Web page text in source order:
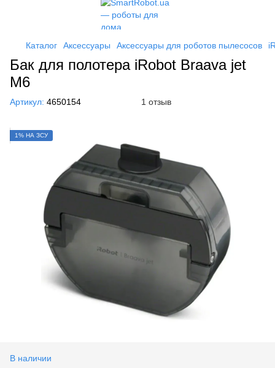
Каталог Аксессуары Аксессуары для роботов пылесосов
Бак для полотера iRobot Braava jet
M6
Артикул: 4650154 1 отзыв
1% НА ЗСУ
В наличии